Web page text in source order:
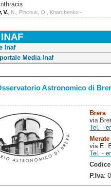
V. , N., Pinchuk, O., Kharchenko -
Inaf
Media Inaf
Astronomico di
Brera
via
Tel. -
Merate
via E.
Tel. -
P.Iva: